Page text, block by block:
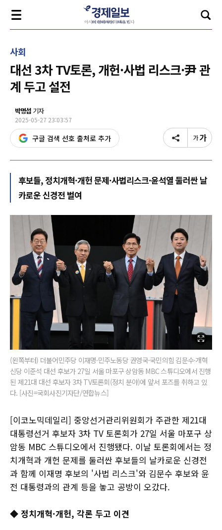
사회
대선 3차 TV토론, 개헌·사법 리스크·尹 관
계 두고 설전
박명섭 기자
2025-05-27 23:03:57
구글 검색 선호 출처로 추가
후보들, 정치개혁·개헌 문제·사법리스크·윤석열 둘러싼 날
카로운 신경전 벌여
(왼쪽부터) 더불어민주당 이재명·민주노동당 권영국·국민의힘 김문수·개혁
신당 이준석 대선 후보가 27일 서울 마포구 상암동 MBC 스튜디오에서 진행
된 제21대 대선 후보자 3차 TV토론회(정치 분야)에 앞서 포즈를 취하고 있
다. [사진=국회사진기자단/연합뉴스]
[이코노믹데일리] 중앙선거관리위원회가 주관한 제21대
대통령선거 후보자 3차 TV 토론회가 27일 서울 마포구 상
암동 MBC 스튜디오에서 진행됐다. 이날 토론회에서는 정
치개혁과 개헌 문제를 둘러싼 후보들의 날카로운 신경전
과 함께 이재명 후보의 '사법 리스크'와 김문수 후보와 윤
전 대통령과의 관계 등을 놓고 공방이 오갔다.
◆ 정치개혁·개헌, 각론 두고 이견